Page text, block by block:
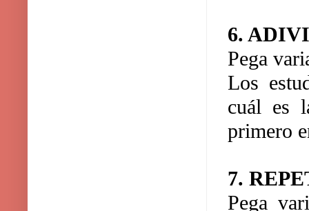
6.
Pega
Los
cuál es
primero
7.
Pega